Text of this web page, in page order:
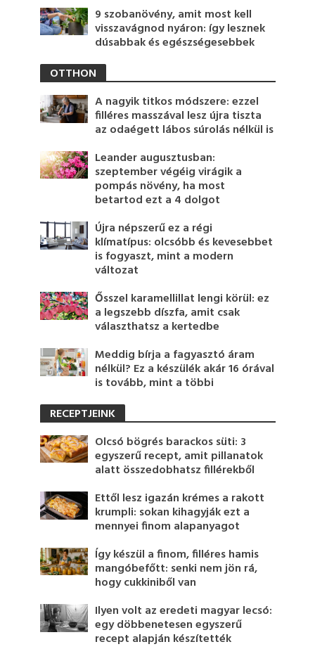
9 szobanövény, amit most kell
visszavágnod nyáron: így lesznek
dúsabbak és egészségesebbek
OTTHON
A nagyik titkos módszere: ezzel
filléres masszával lesz újra tiszta
az odaégett lábos súrolás nélkül is
Leander augusztusban:
szeptember végéig virágik a
pompás növény, ha most
betartod ezt a 4 dolgot
Újra népszerű ez a régi
klímatípus: olcsóbb és kevesebbet
is fogyaszt, mint a modern
változat
Ősszel karamellillat lengi körül: ez
a legszebb díszfa, amit csak
választhatsz a kertedbe
Meddig bírja a fagyasztó áram
nélkül? Ez a készülék akár 16 órával
is tovább, mint a többi
RECEPTJEINK
Olcsó bögrés barackos süti: 3
egyszerű recept, amit pillanatok
alatt összedobhatsz fillérekből
Ettől lesz igazán krémes a rakott
krumpli: sokan kihagyják ezt a
mennyei finom alapanyagot
Így készül a finom, filléres hamis
mangóbefőtt: senki nem jön rá,
hogy cukkiniből van
Ilyen volt az eredeti magyar lecsó:
egy döbbenetesen egyszerű
recept alapján készítették